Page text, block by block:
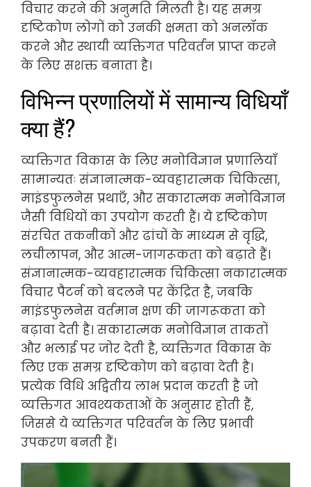
विचार करने की अनुमति मिलती है। यह समग्र
दृष्टिकोण लोगों को उनकी क्षमता को अनलॉक
करने और स्थायी व्यक्तिगत परिवर्तन प्राप्त करने
के लिए सशक्त बनाता है।
विभिन्न प्रणालियों में सामान्य विधियाँ
क्या हैं?
व्यक्तिगत विकास के लिए मनोविज्ञान प्रणालियाँ
सामान्यतः संज्ञानात्मक-व्यवहारात्मक चिकित्सा,
माइंडफुलनेस प्रथाएँ, और सकारात्मक मनोविज्ञान
जैसी विधियों का उपयोग करती हैं। ये दृष्टिकोण
संरचित तकनीकों और ढांचों के माध्यम से वृद्धि,
लचीलापन, और आत्म-जागरूकता को बढ़ाते हैं।
संज्ञानात्मक-व्यवहारात्मक चिकित्सा नकारात्मक
विचार पैटर्न को बदलने पर केंद्रित है, जबकि
माइंडफुलनेस वर्तमान क्षण की जागरूकता को
बढ़ावा देती है। सकारात्मक मनोविज्ञान ताकतों
और भलाई पर जोर देती है, व्यक्तिगत विकास के
लिए एक समग्र दृष्टिकोण को बढ़ावा देती है।
प्रत्येक विधि अद्वितीय लाभ प्रदान करती है जो
व्यक्तिगत आवश्यकताओं के अनुसार होती हैं,
जिससे ये व्यक्तिगत परिवर्तन के लिए प्रभावी
उपकरण बनती हैं।